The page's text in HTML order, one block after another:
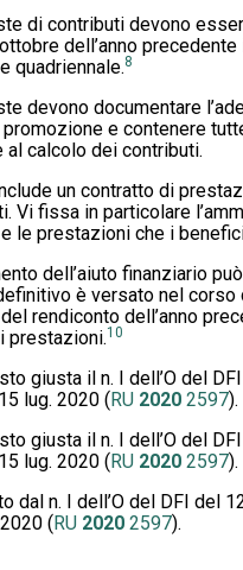
di contributi devono
dell’anno
quadriennale.8
devono documentare
e contenere
al calcolo dei contributi.
un contratto di
Vi fissa in particolare
le prestazioni che i
dell’aiuto finanziario
è versato nel corso
rendiconto dell’anno
prestazioni.10
giusta il n. I dell’O del
lug. 2020 (RU 2020 2597).
giusta il n. I dell’O del
lug. 2020 (RU 2020 2597).
dal n. I dell’O del DFI del
(RU 2020 2597).